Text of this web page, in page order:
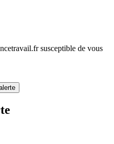
susceptible de vous